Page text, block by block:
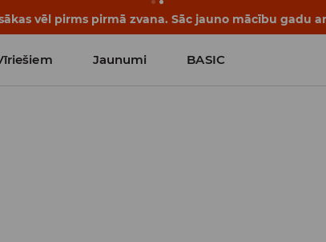
vēl pirms pirmā zvana. Sāc jauno mācību gadu
Jaunumi BASIC